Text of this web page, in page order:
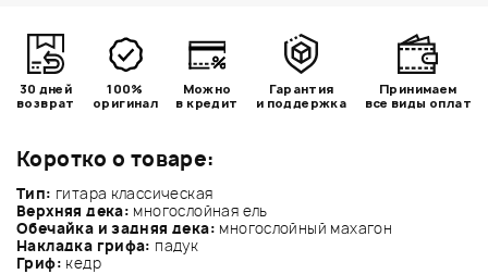
Коротко о товаре:
Тип: гитара классическая
Верхняя дека: многослойная ель
Обечайка и задняя дека: многослойный махагон
Накладка грифа: падук
Гриф: кедр
30 дней
возврат
100%
оригинал
Можно
в кредит
Гарантия
и поддержка
Принимаем
все виды оплат